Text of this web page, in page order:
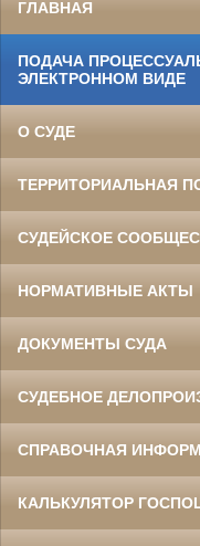
ГЛАВНАЯ
ПОДАЧА
ЭЛЕКТРОННОМ ВИДЕ
О СУДЕ
ТЕРРИТОРИАЛЬНАЯ
СУДЕЙСКОЕ
НОРМАТИВНЫЕ АКТЫ
ДОКУМЕНТЫ СУДА
СУДЕБНОЕ
СПРАВОЧНАЯ
КАЛЬКУЛЯТОР